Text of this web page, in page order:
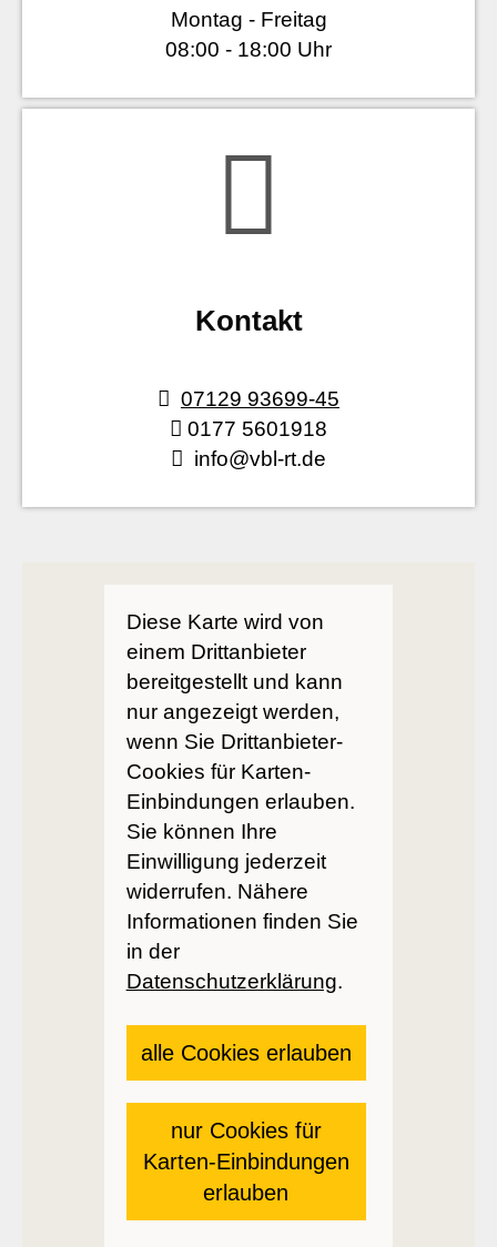
Montag - Freitag
08:00 - 18:00 Uhr
Kontakt
07129 93699-45
0177 5601918
info@vbl-rt.de
Diese Karte wird von
einem Drittanbieter
bereitgestellt und kann
nur angezeigt werden,
wenn Sie Drittanbieter-
Cookies für Karten-
Einbindungen erlauben.
Sie können Ihre
Einwilligung jederzeit
widerrufen. Nähere
Informationen finden Sie
in der
Datenschutzerklärung.
alle Cookies erlauben
nur Cookies für
Karten-Einbindungen
erlauben